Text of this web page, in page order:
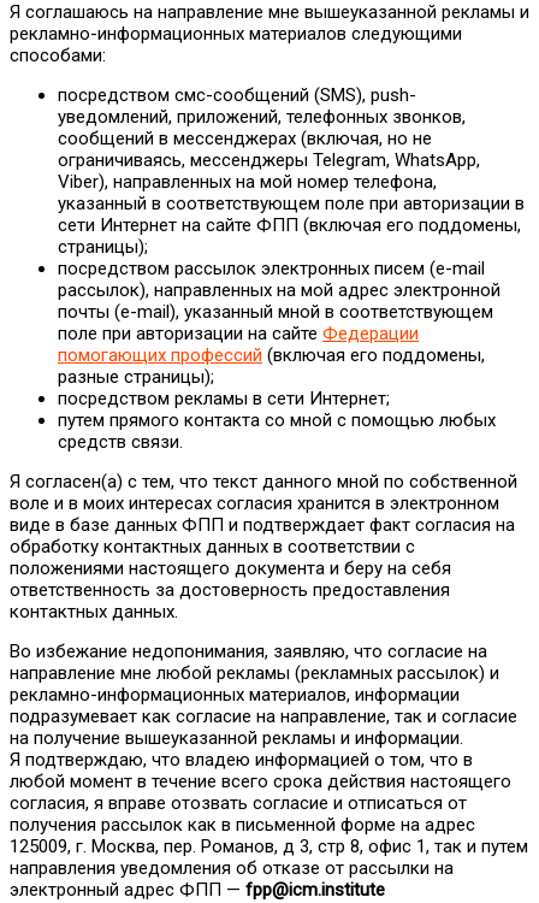
Я соглашаюсь на направление мне вышеуказанной рекламы и
рекламно-информационных материалов следующими
способами:
посредством смс-сообщений (SMS), push-
уведомлений, приложений, телефонных звонков,
сообщений в мессенджерах (включая, но не
ограничиваясь, мессенджеры Telegram, WhatsApp,
Viber), направленных на мой номер телефона,
указанный в соответствующем поле при авторизации в
сети Интернет на сайте ФПП (включая его поддомены,
страницы);
посредством рассылок электронных писем (e-mail
рассылок), направленных на мой адрес электронной
почты (e-mail), указанный мной в соответствующем
поле при авторизации на сайте Федерации
помогающих профессий (включая его поддомены,
разные страницы);
посредством рекламы в сети Интернет;
путем прямого контакта со мной с помощью любых
средств связи.
Я согласен(а) с тем, что текст данного мной по собственной
воле и в моих интересах согласия хранится в электронном
виде в базе данных ФПП и подтверждает факт согласия на
обработку контактных данных в соответствии с
положениями настоящего документа и беру на себя
ответственность за достоверность предоставления
контактных данных.
Во избежание недопонимания, заявляю, что согласие на
направление мне любой рекламы (рекламных рассылок) и
рекламно-информационных материалов, информации
подразумевает как согласие на направление, так и согласие
на получение вышеуказанной рекламы и информации.
Я подтверждаю, что владею информацией о том, что в
любой момент в течение всего срока действия настоящего
согласия, я вправе отозвать согласие и отписаться от
получения рассылок как в письменной форме на адрес
125009, г. Москва, пер. Романов, д 3, стр 8, офис 1, так и путем
направления уведомления об отказе от рассылки на
электронный адрес ФПП — fpp@icm.institute